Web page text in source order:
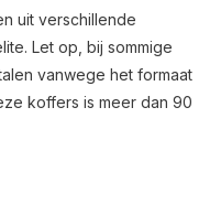
uit verschillende
Let op, bij sommige
vanwege het formaat
koffers is meer dan 90